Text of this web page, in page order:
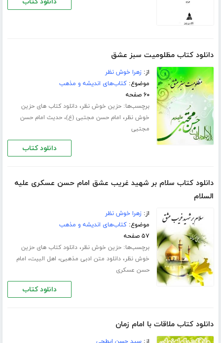
دانلود کتاب مظلومیت سبز عشق
از:زهرا خوش نظر
موضوع:کتاب‌های اندیشه و مذهب
۶۰ صفحه
برچسب‌ها:حزین خوش نظر،دانلود کتاب های حزین
خوش نظر، امام حسن مجتبی (ع)،حدیث امام حسن
مجتبی
دانلود کتاب
دانلود کتاب سلام بر شهید غریب عشق امام حسن عسکری علیه
السلام
از:زهرا خوش نظر
موضوع:کتاب‌های اندیشه و مذهب
۵۷ صفحه
برچسب‌ها:حزین خوش نظر،دانلود کتاب های حزین
خوش نظر،دانلود متن ادبی مذهبی، اهل البیت، امام
حسن عسکری
دانلود کتاب
دانلود کتاب ملاقات با امام زمان